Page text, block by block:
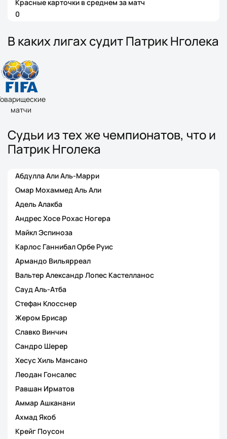
Красные карточки в среднем за матч
0
В каких лигах судит Патрик Нголека
матчи
Судьи из тех же чемпионатов, что и
Патрик Нголека
Абдулла Али Аль-Марри
Омар Мохаммед Аль Али
Адель Алакба
Андрес Хосе Рохас Ногера
Майкл Эспиноза
Карлос Ганнибал Орбе Руис
Армандо Вильярреал
Вальтер Александр Лопес Кастелланос
Сауд Аль-Атба
Стефан Клосснер
Жером Брисар
Славко Винчич
Сандро Шерер
Хесус Хиль Мансано
Леодан Гонсалес
Равшан Ирматов
Аммар Ашканани
Ахмад Якоб
Крейг Поусон